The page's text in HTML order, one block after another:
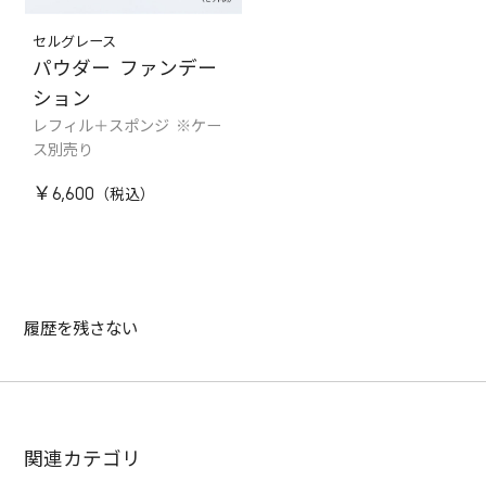
セルグレース
パウダー ファンデー
ション
レフィル＋スポンジ ※ケー
ス別売り
￥6,600
履歴を残さない
関連カテゴリ